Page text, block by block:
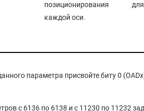
позиционирования для
каждой оси.
параметра присвойте биту 0
с 6136 по 6138 и с 11230 по 11232